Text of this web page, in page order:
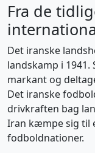
Fra de
Det iranske
landskamp i
markant og
Det iranske
drivkraften bag
Iran kæmpe sig til
fodboldnationer.